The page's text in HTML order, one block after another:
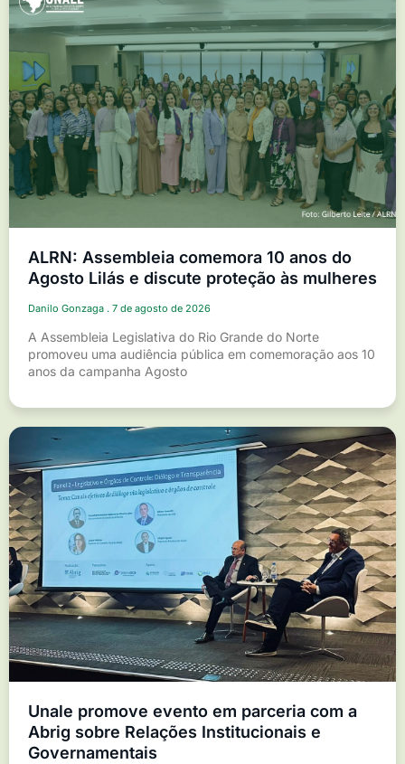
ALRN: Assembleia comemora 10 anos do
Agosto Lilás e discute proteção às mulheres
Danilo Gonzaga 7 de agosto de 2026
A Assembleia Legislativa do Rio Grande do Norte
promoveu uma audiência pública em comemoração aos 10
anos da campanha Agosto
Unale promove evento em parceria com a
Abrig sobre Relações Institucionais e
Governamentais